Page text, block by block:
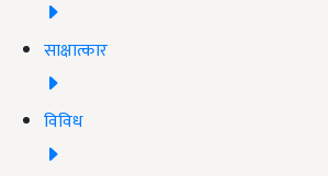
साक्षात्कार
विविध